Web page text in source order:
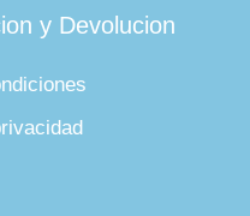
y Devolucion